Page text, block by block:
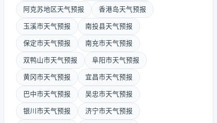
阿克苏地区天气预报 香港岛天气预报
玉溪市天气预报 南投县天气预报
保定市天气预报 南充市天气预报
双鸭山市天气预报 阜阳市天气预报
黄冈市天气预报 宜昌市天气预报
巴中市天气预报 吴忠市天气预报
银川市天气预报 济宁市天气预报